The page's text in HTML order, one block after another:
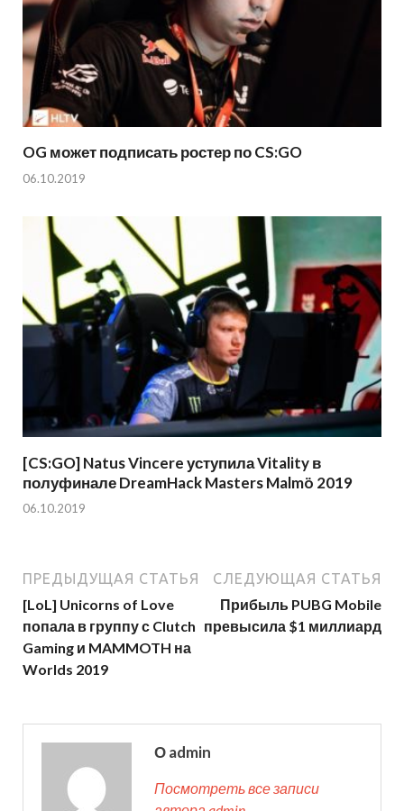
OG может подписать ростер по CS:GO
06.10.2019
[CS:GO] Natus Vincere уступила Vitality в
полуфинале DreamHack Masters Malmö 2019
06.10.2019
ПРЕДЫДУЩАЯ СТАТЬЯ
[LoL] Unicorns of Love
попала в группу с Clutch
Gaming и MAMMOTH на
Worlds 2019
СЛЕДУЮЩАЯ СТАТЬЯ
Прибыль PUBG Mobile
превысила $1 миллиард
О admin
Посмотреть все записи